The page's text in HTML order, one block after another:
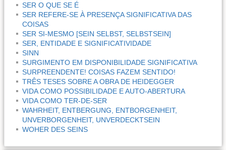
SER O QUE SE É
SER REFERE-SE À PRESENÇA SIGNIFICATIVA DAS
COISAS
SER SI-MESMO [SEIN SELBST, SELBSTSEIN]
SER, ENTIDADE E SIGNIFICATIVIDADE
SINN
SURGIMENTO EM DISPONIBILIDADE SIGNIFICATIVA
SURPREENDENTE! COISAS FAZEM SENTIDO!
TRÊS TESES SOBRE A OBRA DE HEIDEGGER
VIDA COMO POSSIBILIDADE E AUTO-ABERTURA
VIDA COMO TER-DE-SER
WAHRHEIT, ENTBERGUNG, ENTBORGENHEIT,
UNVERBORGENHEIT, UNVERDECKTSEIN
WOHER DES SEINS